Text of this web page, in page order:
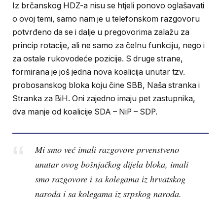
Iz brčanskog HDZ-a nisu se htjeli ponovo oglašavati
o ovoj temi, samo nam je u telefonskom razgovoru
potvrđeno da se i dalje u pregovorima zalažu za
princip rotacije, ali ne samo za čelnu funkciju, nego i
za ostale rukovodeće pozicije. S druge strane,
formirana je još jedna nova koalicija unutar tzv.
probosanskog bloka koju čine SBB, Naša stranka i
Stranka za BiH. Oni zajedno imaju pet zastupnika,
dva manje od koalicije SDA – NiP – SDP.
Mi smo već imali razgovore prvenstveno
unutar ovog bošnjačkog dijela bloka, imali
smo razgovore i sa kolegama iz hrvatskog
naroda i sa kolegama iz srpskog naroda.